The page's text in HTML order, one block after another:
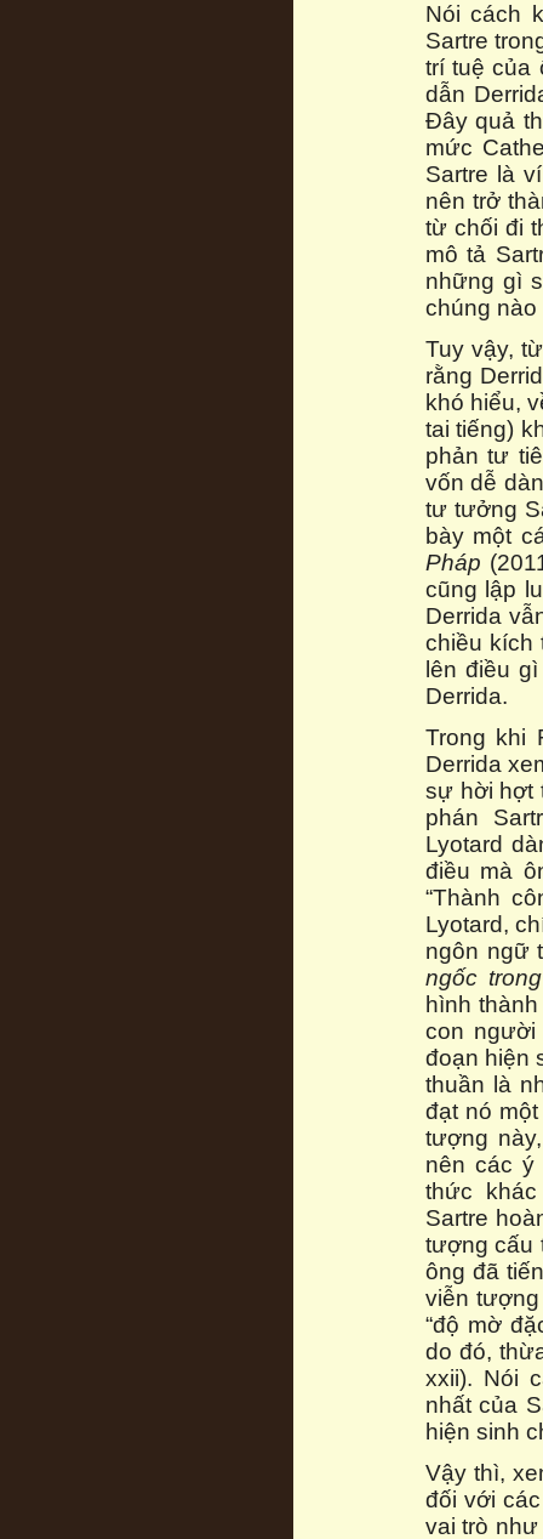
Nói cách
Sartre
trí tuệ của
dẫn
Đây quả
mức
Sartre là
nên trở
từ chối đi
mô tả
những gì
chúng nào
Tuy vậy,
rằng
khó hiểu,
tai tiếng)
phản tư
vốn dễ
tư tưởng
bày một
Pháp
cũng lập
Derrida
chiều kích
lên điều
Derrida.
Trong khi
Derrida
sự hời hợt
phán
Lyotard
điều mà
“Thành
Lyotard,
ngôn ngữ
ngốc
hình
con người
đoạn hiện
thuần là
đạt nó
tượng
nên các ý
thức
Sartre
tượng cấu
ông đã
viễn
“độ mờ
do đó,
xxii). Nói
nhất của
hiện sinh
Vậy thì,
đối với
vai trò